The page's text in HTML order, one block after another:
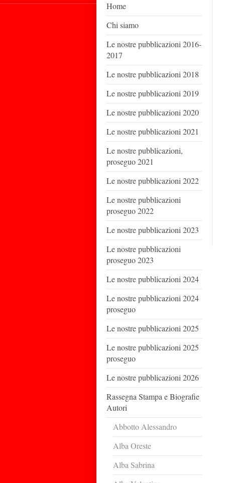
Home
Chi siamo
Le nostre pubblicazioni 2016-
2017
Le nostre pubblicazioni 2018
Le nostre pubblicazioni 2019
Le nostre pubblicazioni 2020
Le nostre pubblicazioni 2021
Le nostre pubblicazioni,
proseguo 2021
Le nostre pubblicazioni 2022
Le nostre pubblicazioni
proseguo 2022
Le nostre pubblicazioni 2023
Le nostre pubblicazioni
proseguo 2023
Le nostre pubblicazioni 2024
Le nostre pubblicazioni 2024
proseguo
Le nostre pubblicazioni 2025
Le nostre pubblicazioni 2025
proseguo
Le nostre pubblicazioni 2026
Rassegna Stampa e Biografie
Autori
Abbotto Alessandro
Alba Oreste
Alba Sabrina